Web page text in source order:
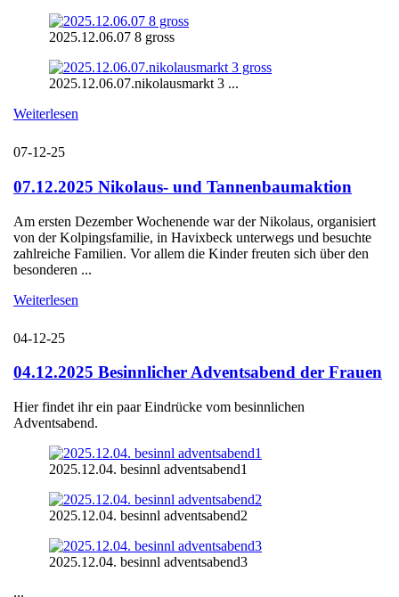
2025.12.06.07 8 gross
2025.12.06.07.nikolausmarkt 3 ...
Weiterlesen
07-12-25
07.12.2025 Nikolaus- und Tannenbaumaktion
Am ersten Dezember Wochenende war der Nikolaus, organisiert
von der Kolpingsfamilie, in Havixbeck unterwegs und besuchte
zahlreiche Familien. Vor allem die Kinder freuten sich über den
besonderen ...
Weiterlesen
04-12-25
04.12.2025 Besinnlicher Adventsabend der Frauen
Hier findet ihr ein paar Eindrücke vom besinnlichen
Adventsabend.
2025.12.04. besinnl adventsabend1
2025.12.04. besinnl adventsabend2
2025.12.04. besinnl adventsabend3
...